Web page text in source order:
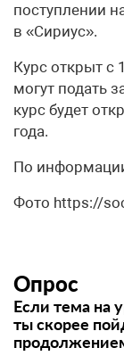
поступлении
в «Сириус».
Курс открыт
могут подать
курс будет
года.
По
Фото https://
Опрос
Если тема на
ты скорее